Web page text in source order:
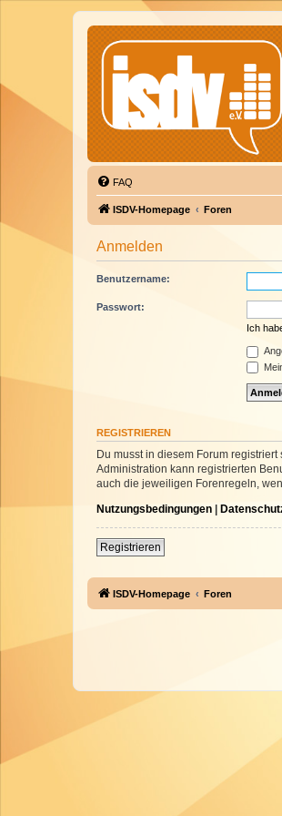
FAQ
ISDV-Homepage Foren
Anmelden
Benutzername:
Passwort:
Ich
REGISTRIEREN
Du musst in diesem Forum
Administration kann registrierten
auch die jeweiligen Forenregeln,
Nutzungsbedingungen |
Registrieren
ISDV-Homepage Foren